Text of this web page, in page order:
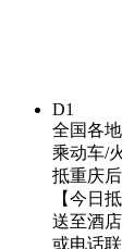
D1
全国各
乘动车/
抵重庆
【今日
送至酒
或电话